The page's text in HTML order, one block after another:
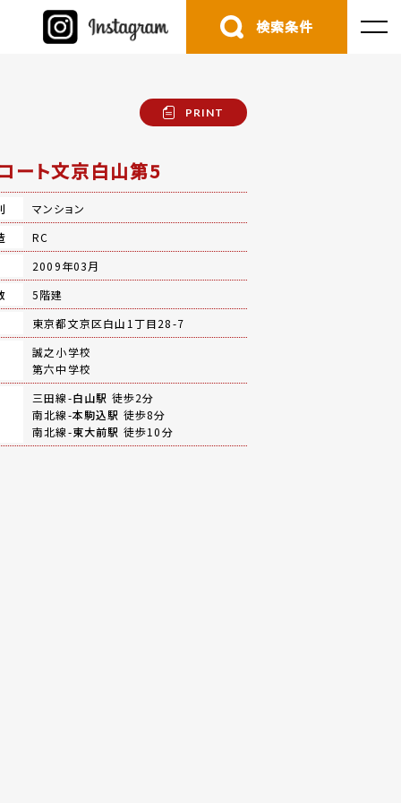
検索条件
PRINT
ート文京白山第5
マンション
RC
2009年03月
5階建
東京都文京区白山1丁目28-7
誠之小学校
第六中学校
三田線-白山駅 徒歩2分
南北線-本駒込駅 徒歩8分
南北線-東大前駅 徒歩10分